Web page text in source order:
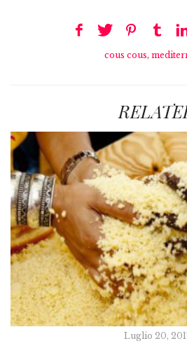
cous cous,
Luglio 20,